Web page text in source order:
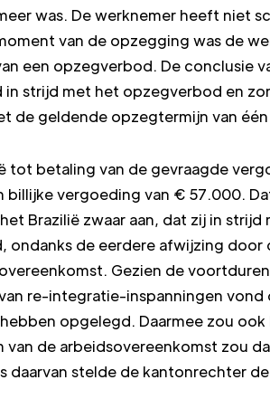
was. De werknemer heeft niet
van de opzegging was de
een opzegverbod. De conclusie
strijd met het opzegverbod en
de geldende opzegtermijn van één
tot betaling van de gevraagde
vergoeding van € 57.000.
Brazilië zwaar aan, dat zij in
de eerdere afwijzing
Gezien de
re-integratie-inspanningen
opgelegd. Daarmee zou
de arbeidsovereenkomst zou
daarvan stelde de kantonrechter